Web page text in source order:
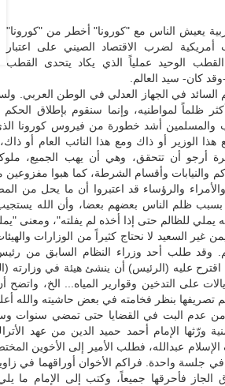
يعيش الناس مع "كورونا" أخطر من "كورونا"
أمريكية لضرب الاقتصاد الصيني على اعتبار
الوحيد عملياً الذي يكاد يتحدى القطب
كان- سيد العالم.
السائد في الجهاز العدلي في الوطن العربي.
ظلماً لمواطنيه، وإنما سنقوم بإطلاق
والمسلمين أشد خطورة من فيروس كورونا
الوزير أو ذاك ومع هذا النائب العام أو
أرجو أن تتحقق، وهي أن يهب الجميع،
والنيابات وأقسام الشرطة، كما هبوا
والرؤساء قد اعتبروا أن ما يحل من
ظلم الناس بعضهم بعضا، وأن الله
يملي للظالم حتى إذا أخذه لم يفلته"، ومعنى
غير السعيد لا نحتاج كثيراً من الوزارات
وقد طلب أحد وزراء النظام السابق من
اقترح عليه (الرئيس) أن ينشئ هيئة في وزارته
على التدخين وقوارير المياه... الخ، واتضح
تصريفها بنظر فخامته في بعض حاشيته والله
عدم البت في القضايا حتى تمضي سنوات
ورّثها الإمام أحمد حميد الدين من عهد
عبدالله، فطلب الأمير إلى الأخوين
جلسة واحدة. فراكم الأخوان أوراقهما في
فأحرقها جميعاً، وكتب إلى الإمام ما